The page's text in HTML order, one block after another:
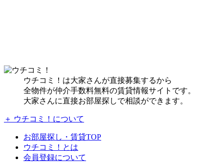
ウチコミ！は大家さんが直接募集するから
全物件が仲介手数料無料の賃貸情報サイトです。
大家さんに直接お部屋探しで相談ができます。
＋ ウチコミ！について
お部屋探し・賃貸TOP
ウチコミ！とは
会員登録について